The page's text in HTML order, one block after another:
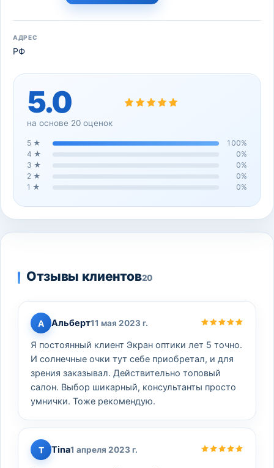
АДРЕС
РФ
5.0
на основе 20 оценок
5 ★ 100%
4 ★ 0%
3 ★ 0%
2 ★ 0%
1 ★ 0%
Отзывы клиентов20
А Альберт11 мая 2023 г.
Я постоянный клиент Экран оптики лет 5 точно.
И солнечные очки тут себе приобретал, и для
зрения заказывал. Действительно топовый
салон. Выбор шикарный, консультанты просто
умнички. Тоже рекомендую.
T Tina1 апреля 2023 г.